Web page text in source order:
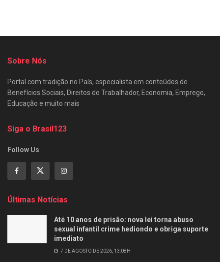
Sobre Nós
Portal com tradição no País, especialista em conteúdos de
Benefícios Sociais, Direitos do Trabalhador, Economia, Emprego,
Educação e muito mais
Siga o Brasil123
Follow Us
Últimas Notícias
Até 10 anos de prisão: nova lei torna abuso
sexual infantil crime hediondo e obriga suporte
imediato
7 DE AGOSTO DE 2026, 13:08H